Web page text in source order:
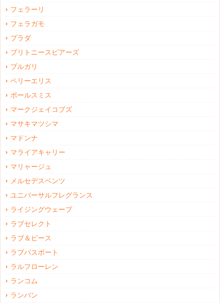
フェラーリ
フェラガモ
プラダ
ブリトニースピアーズ
ブルガリ
ペリーエリス
ポールスミス
マークジェイコブズ
マサキマツシマ
マドンナ
マライアキャリー
マリャージュ
メルセデスベンツ
ユニバーサルフレグランス
ライジングウェーブ
ラブセレクト
ラブ＆ピース
ラブパスポート
ラルフローレン
ランコム
ランバン